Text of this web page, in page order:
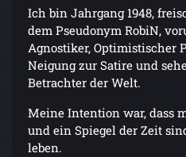
Ich bin Jahrgang 1948,
dem Pseudonym RobiN,
Agnostiker, Optimistischer
Neigung zur Satire und
Betrachter der Welt.
Meine Intention war, dass
und ein Spiegel der Zeit
leben.